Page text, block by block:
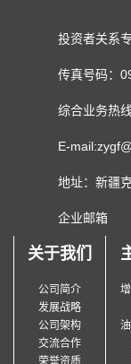
投资者关系
传真号码：
综合业务热
E-
地址：新疆
企业邮箱
关于我们
公司简介
发展战略
公司架构
交流合作